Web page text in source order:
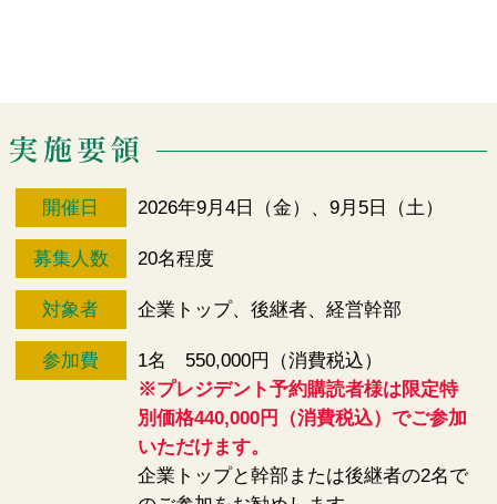
開催日 2026年9月4日（金） 、 9月5日（土）
募集人数 20名程度
対象者 企業トップ、後継者、経営幹部
参加費 1名 550,000円
（消費税込）
※プレジデント予約購読者様は限定特
別価格440,000円（消費税込）でご参加
いただけます。
企業トップと幹部または後継者の2名で